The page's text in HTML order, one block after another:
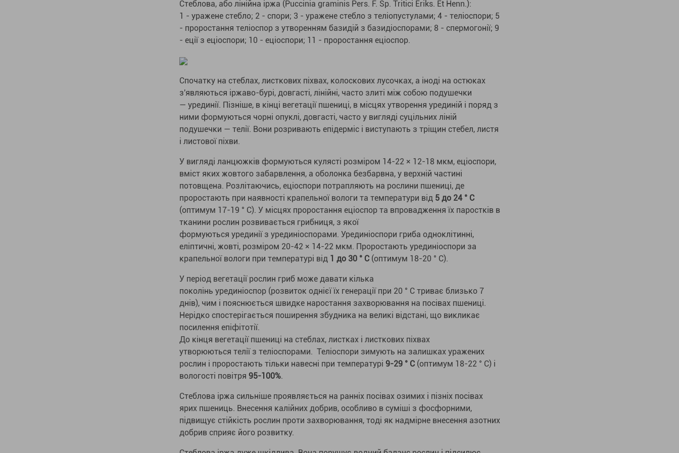
Стеблова, або лінійна іржа (Puccinia graminis Pers. F. Sp. Tritici Eriks. Et Henn.):
1 - уражене стебло; 2 - спори; 3 - уражене стебло з теліопустулами; 4 - теліоспори; 5
- проростання теліоспор з утворенням базидій з базидіоспорами; 8 - спермогонії; 9
- еції з еціоспори; 10 - еціоспори; 11 - проростання еціоспор.
Спочатку на стеблах, листкових піхвах, колоскових лусочках, а іноді на остюках
з'являються іржаво-бурі, довгасті, лінійні, часто злиті між собою подушечки
— урединії. Пізніше, в кінці вегетації пшениці, в місцях утворення урединій і поряд з
ними формуються чорні опуклі, довгасті, часто у вигляді суцільних ліній
подушечки — телії. Вони розривають епідерміс і виступають з тріщин стебел, листя
і листової піхви.
У вигляді ланцюжків формуються кулясті розміром 14-22 × 12-18 мкм, еціоспори,
вміст яких жовтого забарвлення, а оболонка безбарвна, у верхній частині
потовщена. Розлітаючись, еціоспори потрапляють на рослини пшениці, де
проростають при наявності крапельної вологи та температури від 5 до 24 ° С
(оптимум 17-19 ° С). У місцях проростання еціоспор та впровадження їх паростків в
тканини рослин розвивається грибниця, з якої
формуються урединії з урединіоспорами. Урединіоспори гриба одноклітинні,
еліптичні, жовті, розміром 20-42 × 14-22 мкм. Проростають урединіоспори за
крапельної вологи при температурі від 1 до 30 ° C(оптимум 18-20 ° C).
У період вегетації рослин гриб може давати кілька
поколінь урединіоспор (розвиток однієї їх генерації при 20 ° C триває близько 7
днів), чим і пояснюється швидке наростання захворювання на посівах пшениці.
Нерідко спостерігається поширення збудника на великі відстані, що викликає
посилення епіфітотії.
До кінця вегетації пшениці на стеблах, листках і листкових піхвах
утворюються телії з теліоспорами. Теліоспори зимують на залишках уражених
рослин і проростають тільки навесні при температурі 9-29 ° C(оптимум 18-22 ° C) і
вологості повітря 95-100%.
Стеблова іржа сильніше проявляється на ранніх посівах озимих і пізніх посівах
ярих пшениць. Внесення калійних добрив, особливо в суміші з фосфорними,
підвищує стійкість рослин проти захворювання, тоді як надмірне внесення азотних
добрив сприяє його розвитку.